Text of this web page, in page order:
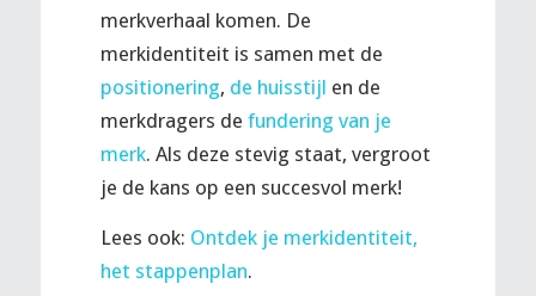
merkverhaal komen. De
merkidentiteit is samen met de
positionering, de huisstijl en de
merkdragers de fundering van je
merk. Als deze stevig staat, vergroot
je de kans op een succesvol merk!
Lees ook: Ontdek je merkidentiteit,
het stappenplan.